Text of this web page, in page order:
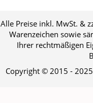
Alle Preise inkl. MwSt. &
Warenzeichen sowie
Ihrer rechtmäßigen
Copyright © 2015 -